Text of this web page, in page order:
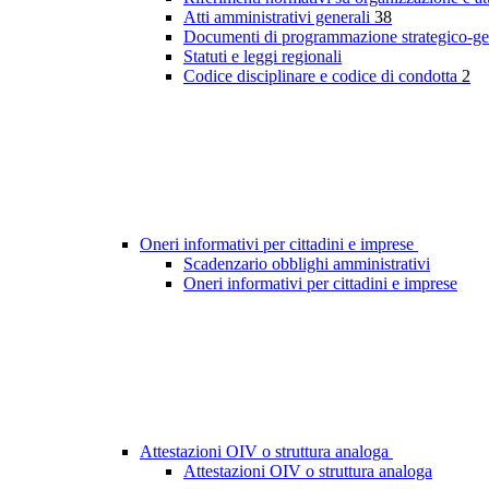
Atti amministrativi generali 38
Documenti di programmazione strategico-
Statuti e leggi regionali
Codice disciplinare e codice di condotta 2
Oneri informativi per cittadini e imprese
Scadenzario obblighi amministrativi
Oneri informativi per cittadini e imprese
Attestazioni OIV o struttura analoga
Attestazioni OIV o struttura analoga